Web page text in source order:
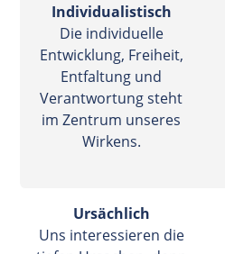
Individualistisch
Die individuelle
Entwicklung, Freiheit,
Entfaltung und
Verantwortung steht
im Zentrum unseres
Wirkens.
Ursächlich
Uns interessieren die